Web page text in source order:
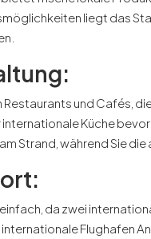
liegt das
Restaurants und Cafés,
Küche
Strand, während Sie
da zwei
Flughafen